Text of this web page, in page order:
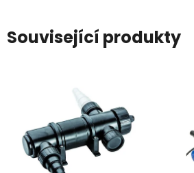
Související produkty